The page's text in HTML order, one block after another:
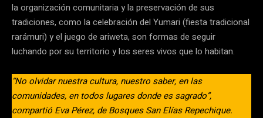
la organización comunitaria y la preservación de sus
tradiciones, como la celebración del Yumari (fiesta tradicional
rarámuri) y el juego de ariweta, son formas de seguir
luchando por su territorio y los seres vivos que lo habitan.
“No olvidar nuestra cultura, nuestro saber, en las
comunidades, en todos lugares donde es sagrado”,
compartió Eva Pérez, de Bosques San Elías Repechique.